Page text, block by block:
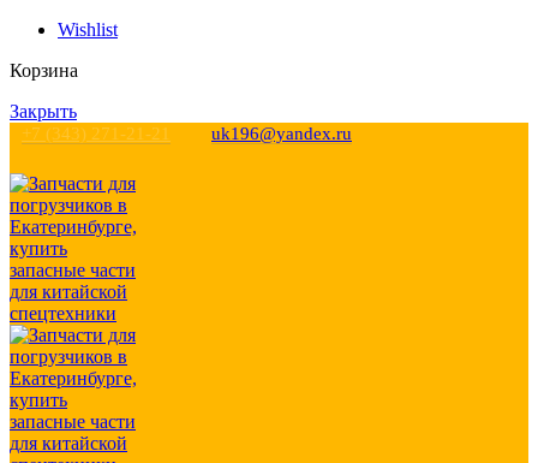
Wishlist
Корзина
Закрыть
+7 (343) 271-21-21 uk196@yandex.ru